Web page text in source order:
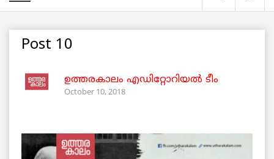
Post 10
ഉത്തരകാലം എഡിറ്റോറിയല്‍ ടീം
October 10, 2018